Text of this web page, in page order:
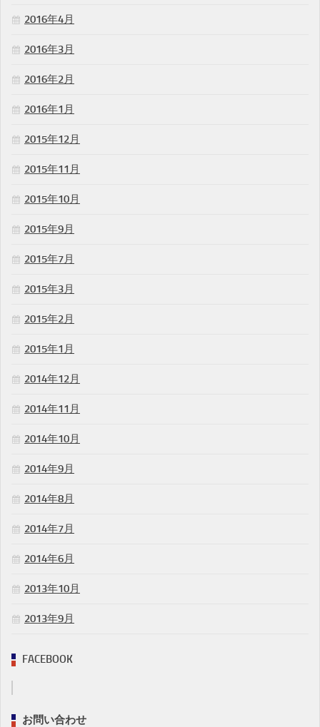
2016年4月
2016年3月
2016年2月
2016年1月
2015年12月
2015年11月
2015年10月
2015年9月
2015年7月
2015年3月
2015年2月
2015年1月
2014年12月
2014年11月
2014年10月
2014年9月
2014年8月
2014年7月
2014年6月
2013年10月
2013年9月
FACEBOOK
お問い合わせ